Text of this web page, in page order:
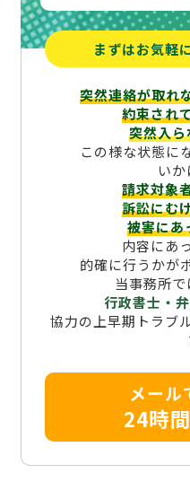
まずはお気軽
突然連絡が取れ
約束され
突然入
この様な状態に
いか
請求対象
訴訟にむ
被害にあ
内容にあ
的確に行うかが
当事務所
行政書士・
協力の上早期トラブ
メール
24時